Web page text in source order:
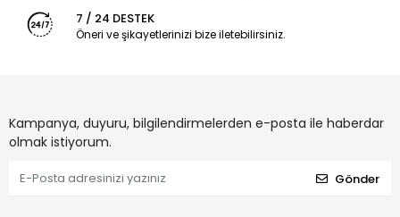
7 / 24 DESTEK
Öneri ve şikayetlerinizi bize iletebilirsiniz.
Kampanya, duyuru, bilgilendirmelerden e-posta ile haberdar
olmak istiyorum.
Gönder